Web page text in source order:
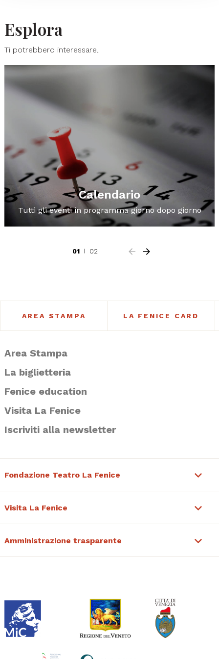
Esplora
Ti potrebbero interessare..
Calendario
Tutti gli eventi in programma giorno dopo giorno
01 02
AREA STAMPA LA FENICE CARD
Area Stampa
La biglietteria
Fenice education
Visita La Fenice
Iscriviti alla newsletter
Fondazione Teatro La Fenice
Visita La Fenice
Amministrazione trasparente